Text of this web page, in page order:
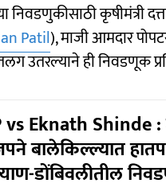
कृषीमंत्री
Patil), माजी आमदार
उतरल्याने ही निवडणूक
vs Eknath Shinde
बालेकिल्ल्यात
डोंबिवलीतील